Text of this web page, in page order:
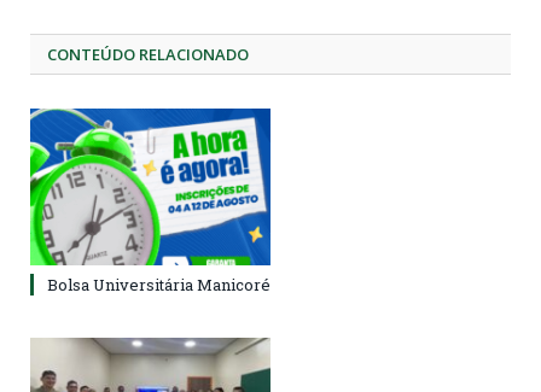
CONTEÚDO RELACIONADO
Bolsa Universitária Manicoré